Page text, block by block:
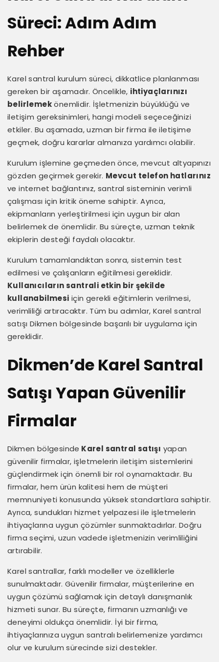
Süreci: Adım Adım
Rehber
Karel santral kurulum süreci, dikkatlice planlanması
gereken bir aşamadır. Öncelikle, ihtiyaçlarınızı
belirlemekönemlidir. İşletmenizin büyüklüğü ve
iletişim gereksinimleri, hangi modeli seçeceğinizi
etkiler. Bu aşamada, uzman bir firma ile iletişime
geçmek, doğru kararlar almanıza yardımcı olabilir.
Kurulum işlemine geçmeden önce, mevcut altyapınızı
gözden geçirmek gerekir. Mevcut telefon hatlarınız
ve internet bağlantınız, santral sisteminin verimli
çalışması için kritik öneme sahiptir. Ayrıca,
ekipmanların yerleştirilmesi için uygun bir alan
belirlemek de önemlidir. Bu süreçte, uzman teknik
ekiplerin desteği faydalı olacaktır.
Kurulum tamamlandıktan sonra, sistemin test
edilmesi ve çalışanların eğitilmesi gereklidir.
Kullanıcıların santrali etkin bir şekilde
kullanabilmesi için gerekli eğitimlerin verilmesi,
verimliliği artıracaktır. Tüm bu adımlar, Karel santral
satışı Dikmen bölgesinde başarılı bir uygulama için
gereklidir.
Dikmen’de Karel Santral
Satışı Yapan Güvenilir
Firmalar
Dikmen bölgesinde Karel santral satışı yapan
güvenilir firmalar, işletmelerin iletişim sistemlerini
güçlendirmek için önemli bir rol oynamaktadır. Bu
firmalar, hem ürün kalitesi hem de müşteri
memnuniyeti konusunda yüksek standartlara sahiptir.
Ayrıca, sundukları hizmet yelpazesi ile işletmelerin
ihtiyaçlarına uygun çözümler sunmaktadırlar. Doğru
firma seçimi, uzun vadede işletmenizin verimliliğini
artırabilir.
Karel santrallar, farklı modeller ve özelliklerle
sunulmaktadır. Güvenilir firmalar, müşterilerine en
uygun çözümü sağlamak için detaylı danışmanlık
hizmeti sunar. Bu süreçte, firmanın uzmanlığı ve
deneyimi oldukça önemlidir. İyi bir firma,
ihtiyaçlarınıza uygun santralı belirlemenize yardımcı
olur ve kurulum sürecinde sizi destekler.